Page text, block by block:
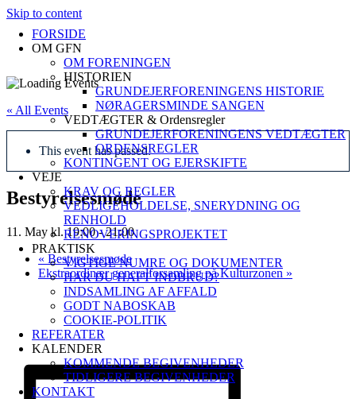
Skip to content
FORSIDE
OM GFN
OM FORENINGEN
HISTORIEN
GRUNDEJERFORENINGENS HISTORIE
NØRAGERSMINDE SANGEN
VEDTÆGTER & Ordensregler
GRUNDEJERFORENINGENS VEDTÆGTER
ORDENSREGLER
KONTINGENT OG EJERSKIFTE
VEJE
KRAV OG REGLER
VEDLIGEHOLDELSE, SNERYDNING OG
RENHOLD
RENOVERINGSPROJEKTET
PRAKTISK
VIGTIGE NUMRE OG DOKUMENTER
HAR DU HAFT INDBRUD?
INDSAMLING AF AFFALD
GODT NABOSKAB
COOKIE-POLITIK
REFERATER
KALENDER
KOMMENDE BEGIVENHEDER
TIDLIGERE BEGIVENHEDER
KONTAKT
« All Events
This event has passed.
Bestyrelsesmøde
11. May kl. 19:00-21:00
« Bestyrelsesmøde
Ekstraordinær generalforsamling på Kulturzonen »